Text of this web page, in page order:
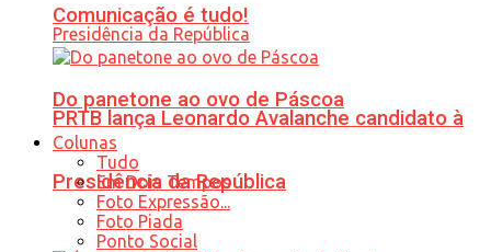
PRTB lança Leonardo Avalanche candidato à
Presidência da República
Comunicação é tudo!
Do panetone ao ovo de Páscoa
Colunas
Tudo
Em Dois Tempos
Foto Expressão...
Foto Piada
Ponto Social